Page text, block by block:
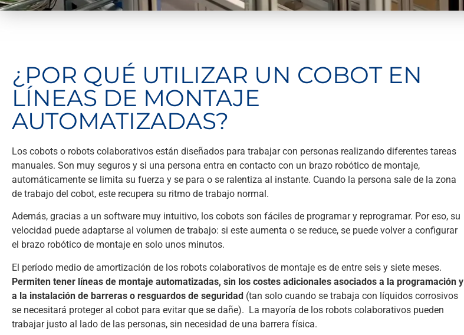
¿POR QUÉ UTILIZAR UN COBOT EN
LÍNEAS DE MONTAJE
AUTOMATIZADAS?
Los cobots o robots colaborativos están diseñados para trabajar con personas realizando diferentes tareas
manuales. Son muy seguros y si una persona entra en contacto con un brazo robótico de montaje,
automáticamente se limita su fuerza y se para o se ralentiza al instante. Cuando la persona sale de la zona
de trabajo del cobot, este recupera su ritmo de trabajo normal.
Además, gracias a un software muy intuitivo, los cobots son fáciles de programar y reprogramar. Por eso, su
velocidad puede adaptarse al volumen de trabajo: si este aumenta o se reduce, se puede volver a configurar
el brazo robótico de montaje en solo unos minutos.
El período medio de amortización de los robots colaborativos de montaje es de entre seis y siete meses.
Permiten tener líneas de montaje automatizadas, sin los costes adicionales asociados a la programación y
a la instalación de barreras o resguardos de seguridad (tan solo cuando se trabaja con líquidos corrosivos
se necesitará proteger al cobot para evitar que se dañe). La mayoría de los robots colaborativos pueden
trabajar justo al lado de las personas, sin necesidad de una barrera física.